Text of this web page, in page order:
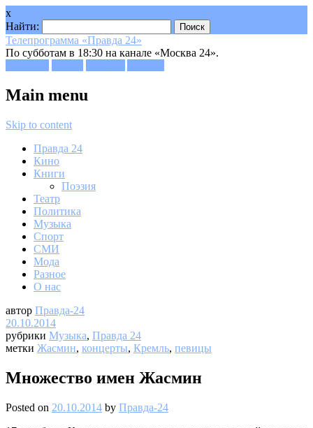
x
Найти:
Телепрограмма «Правда 24»
По субботам в 18:30 на канале «Москва 24».
Main menu
Skip to content
Правда 24
Кино
Книги
Поэзия
Театр
Политика
Музыка
Спорт
СМИ
Мода
Разное
О нас
автор Правда-24
20.10.2014
рубрики Музыка, Правда 24
метки Жасмин, концерты, Кремль, певицы
Множество имен Жасмин
Posted on 20.10.2014 by Правда-24